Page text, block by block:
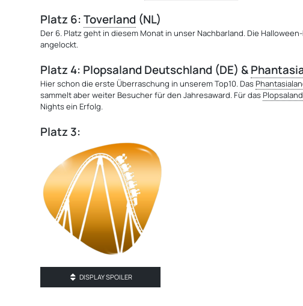
Platz 6:Toverland (NL)
Der 6. Platz geht in diesem Monat in unser Nachbarland. Die
angelockt.
Platz 4: Plopsaland Deutschland (DE) &
Hier schon die erste Überraschung in unserem Top10. Das
sammelt aber weiter Besucher für den Jahresaward. Für das Plopsaland
Nights ein Erfolg.
Platz 3:
DISPLAY SPOILER